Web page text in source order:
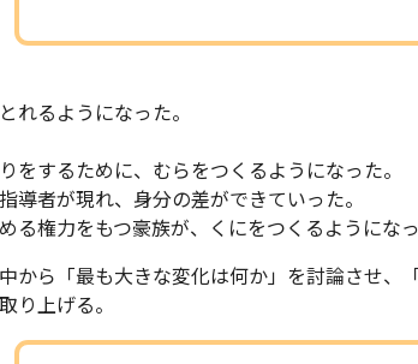
れるようになった。
をするために、むらをつくるようになった。
導者が現れ、身分の差ができていった。
る権力をもつ豪族が、くにをつくるようになっ
から「最も大きな変化は何か」を討論させ、
り上げる。